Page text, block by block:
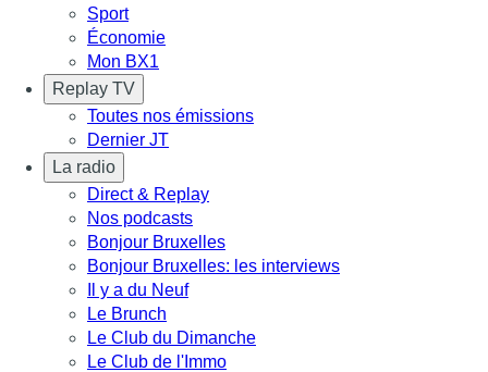
Sport
Économie
Mon BX1
Replay TV
Toutes nos émissions
Dernier JT
La radio
Direct & Replay
Nos podcasts
Bonjour Bruxelles
Bonjour Bruxelles: les interviews
Il y a du Neuf
Le Brunch
Le Club du Dimanche
Le Club de l'Immo